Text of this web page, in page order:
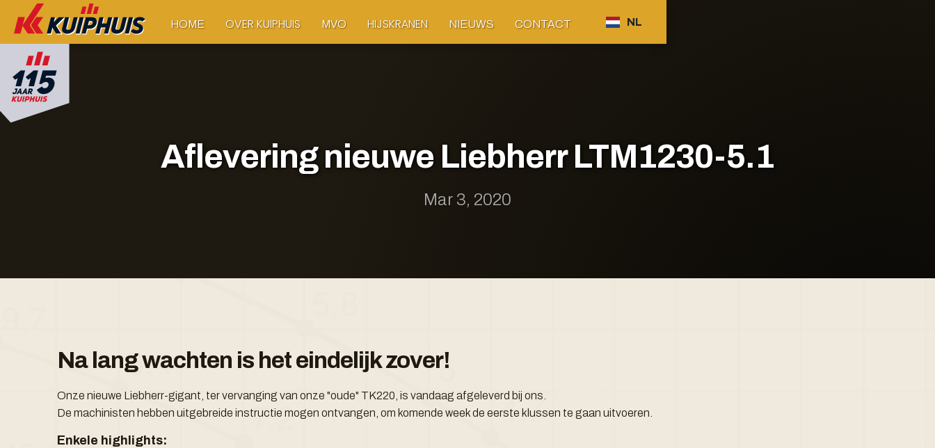
HOME OVER KUIPHUIS MVO HIJSKRANEN NIEUWS CONTACT NL
Aflevering nieuwe Liebherr LTM1230-5.1
Mar 3, 2020
Na lang wachten is het eindelijk zover!
Onze nieuwe Liebherr-gigant, ter vervanging van onze "oude" TK220, is vandaag afgeleverd bij ons.
De machinisten hebben uitgebreide instructie mogen ontvangen, om komende week de eerste klussen te gaan uitvoeren.
Enkele highlights: